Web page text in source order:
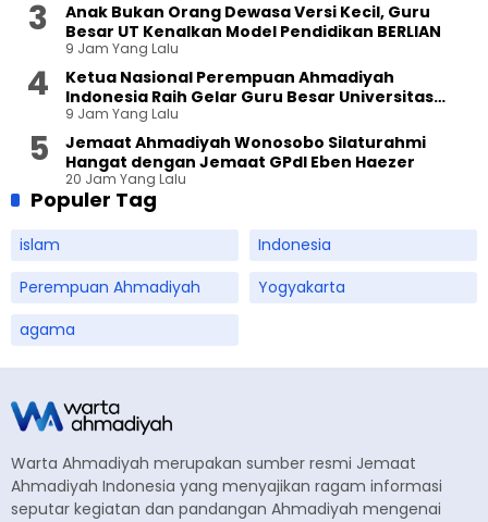
Anak Bukan Orang Dewasa Versi Kecil, Guru
Besar UT Kenalkan Model Pendidikan BERLIAN
9 Jam Yang Lalu
Ketua Nasional Perempuan Ahmadiyah
Indonesia Raih Gelar Guru Besar Universitas
Terbuka
9 Jam Yang Lalu
Jemaat Ahmadiyah Wonosobo Silaturahmi
Hangat dengan Jemaat GPdI Eben Haezer
20 Jam Yang Lalu
Populer Tag
islam
Indonesia
Perempuan Ahmadiyah
Yogyakarta
agama
Warta Ahmadiyah merupakan sumber resmi Jemaat
Ahmadiyah Indonesia yang menyajikan ragam informasi
seputar kegiatan dan pandangan Ahmadiyah mengenai